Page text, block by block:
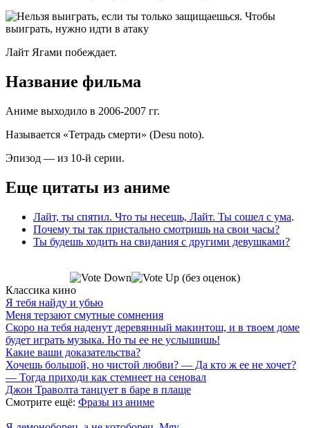
Лайт Ягами побеждает.
Название фильма
Аниме выходило в 2006-2007 гг.
Называется «Тетрадь смерти» (Desu noto).
Эпизод — из 10-й серии.
Еще цитаты из аниме
Лайт, ты спятил. Что ты несешь, Лайт. Ты сошел с ума.
Почему ты так пристально смотришь на свои часы?
Ты будешь ходить на свидания с другими девушками?
(без оценок)
Классика кино
Я тебя найду и убью
Меня терзают смутные сомнения
Скоро на тебя наденут деревянный макинтош, и в твоем доме
будет играть музыка. Но ты ее не услышишь!
Какие ваши доказательства?
Хочешь большой, но чистой любви? — Да кто ж ее не хочет?
— Тогда приходи как стемнеет на сеновал
Джон Траволта танцует в баре в плаще
Смотрите ещё: Фразы из аниме